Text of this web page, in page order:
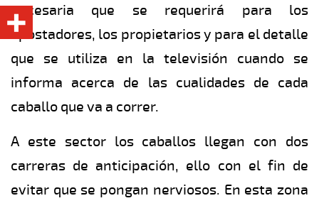
necesaria que se requerirá para los
apostadores, los propietarios y para el detalle
que se utiliza en la televisión cuando se
informa acerca de las cualidades de cada
caballo que va a correr.
A este sector los caballos llegan con dos
carreras de anticipación, ello con el fin de
evitar que se pongan nerviosos. En esta zona